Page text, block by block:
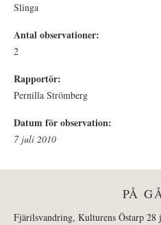
Slinga
Antal observationer:
2
Rapportör:
Pernilla Strömberg
Datum för observation:
7 juli 2010
PÅ
Fjärilsvandring, Kulturens Östarp 28